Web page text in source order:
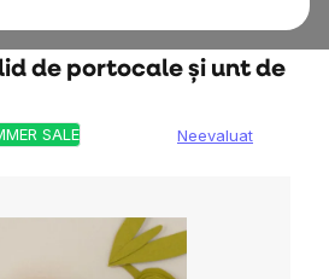
de portocale și unt de
SALE
Evaluarea
produsului
este
Neevaluat